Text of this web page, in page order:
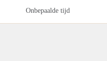
Onbepaalde tijd